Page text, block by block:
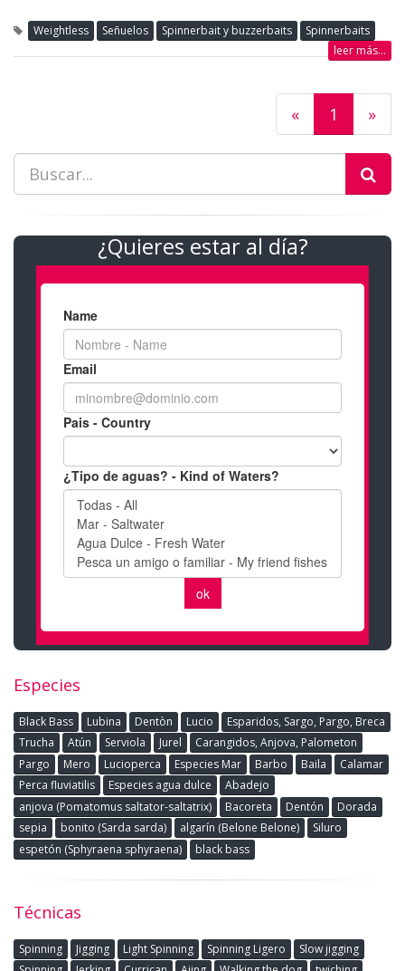
Weightless Señuelos Spinnerbait y buzzerbaits
Spinnerbaits
leer más...
« 1 »
¿Quieres estar al día?
Especies
Black Bass Lubina Dentòn Lucio
Esparidos, Sargo, Pargo, Breca
Trucha
Atún Serviola Jurel
Carangidos, Anjova, Palometon
Pargo
Mero Lucioperca Especies Mar Barbo Baila
Calamar
Perca fluviatilis
Especies agua dulce
Abadejo
anjova (Pomatomus saltator-saltatrix)
Bacoreta Dentón
Dorada
sepia
bonito (Sarda sarda) algarín (Belone Belone)
Siluro
espetón (Sphyraena sphyraena)
black bass
Técnicas
Spinning Jigging Light Spinning Spinning Ligero
Slow jigging